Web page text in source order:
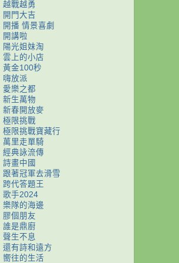
越戰越勇
開門大吉
開播 情景喜劇
開講啦
陽光姐妹淘
雲上的小店
黃金100秒
嗨放派
愛樂之都
新生萬物
新春開放麥
極限挑戰
極限挑戰寶藏行
萬里走單騎
經典詠流傳
詩畫中國
跟著冠軍去滑雪
跨代答題王
歌手2024
樂隊的海邊
膠個朋友
誰是鼎廚
聲生不息
還有詩和遠方
嚮往的生活